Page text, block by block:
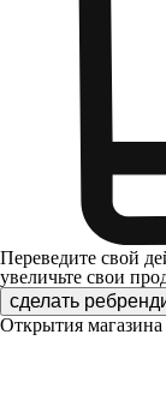
Переведите свой
увеличьте свои
сделать
Открытия